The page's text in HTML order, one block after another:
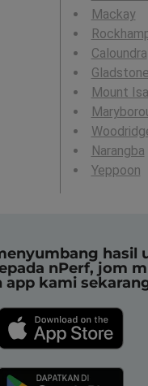
Mackay
Caloundra
Gladstone
Mount Isa
Narangba
Yeppoon
hasil
nPerf, jom
app kami